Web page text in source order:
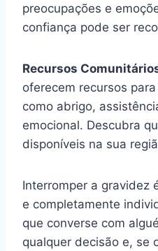
preocupações e
confiança pode ser
Recursos
oferecem recursos
como abrigo,
emocional. Descubra
disponíveis na sua
Interromper a gravidez
e completamente
que converse com
qualquer decisão e, se